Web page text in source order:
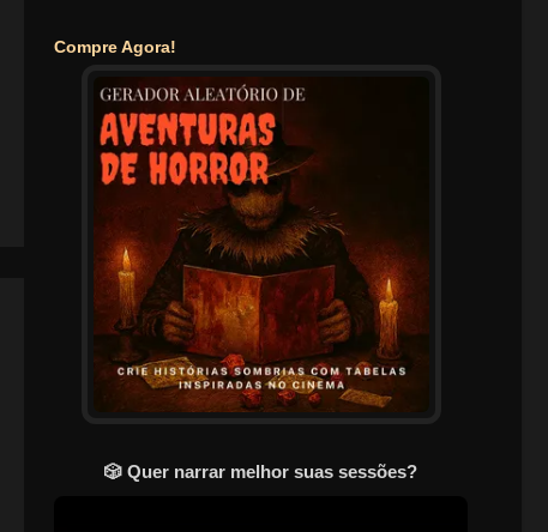
Compre Agora!
🎲 Quer narrar melhor suas sessões?